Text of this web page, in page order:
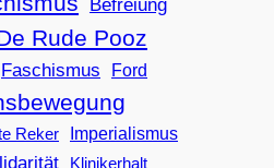
Befreiung
Rude Pooz
Faschismus
Ford
Reker Imperialismus
Klinikerhalt